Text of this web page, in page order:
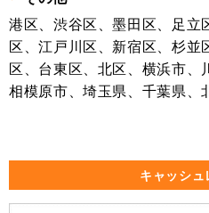
港区、渋谷区、墨田区、足立
区、江戸川区、新宿区、杉並
区、台東区、北区、横浜市、
相模原市、埼玉県、千葉県、
キャッシュ